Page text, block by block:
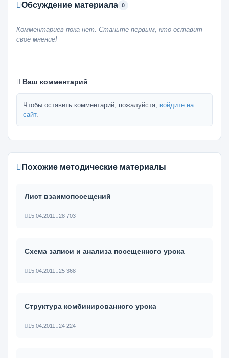
Обсуждение материала 0
Комментариев пока нет. Станьте первым, кто оставит
своё мнение!
Ваш комментарий
Чтобы оставить комментарий, пожалуйста, войдите на
сайт.
Похожие методические материалы
Лист взаимопосещений
15.04.2011 28 703
Схема записи и анализа посещенного урока
15.04.2011 25 368
Структура комбинированного урока
15.04.2011 24 224